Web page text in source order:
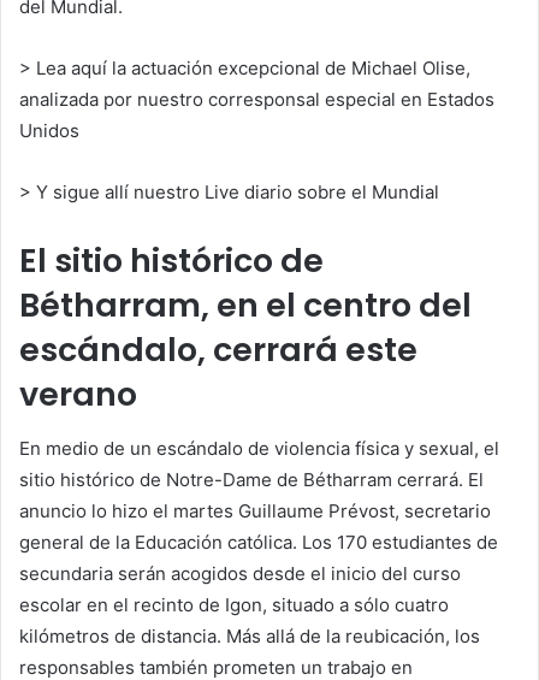
del Mundial.
> Lea aquí la actuación excepcional de Michael Olise,
analizada por nuestro corresponsal especial en Estados
Unidos
> Y sigue allí nuestro Live diario sobre el Mundial
El sitio histórico de
Bétharram, en el centro del
escándalo, cerrará este
verano
En medio de un escándalo de violencia física y sexual, el
sitio histórico de Notre-Dame de Bétharram cerrará. El
anuncio lo hizo el martes Guillaume Prévost, secretario
general de la Educación católica. Los 170 estudiantes de
secundaria serán acogidos desde el inicio del curso
escolar en el recinto de Igon, situado a sólo cuatro
kilómetros de distancia. Más allá de la reubicación, los
responsables también prometen un trabajo en